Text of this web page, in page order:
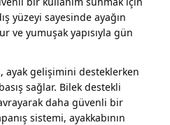
yüzeyi sayesinde ayağın
ve yumuşak yapısıyla gün
ayak gelişimini desteklerken
sağlar. Bilek destekli
daha güvenli bir
sistemi, ayakkabının